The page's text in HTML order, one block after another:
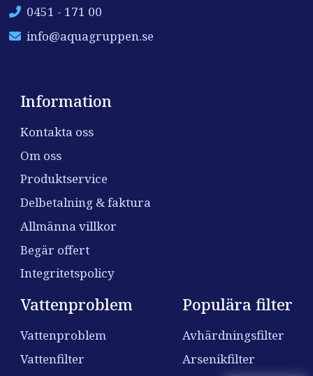
0451 - 171 00
info@aquagruppen.se
Information
Kontakta oss
Om oss
Produktservice
Delbetalning & faktura
Allmänna villkor
Begär offert
Integritetspolicy
Vattenproblem
Vattenproblem
Vattenfilter
Populära filter
Avhärdningsfilter
Arsenikfilter